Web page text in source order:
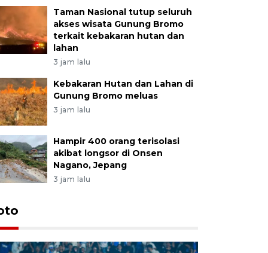
Taman Nasional tutup seluruh
akses wisata Gunung Bromo
terkait kebakaran hutan dan
lahan
3 jam lalu
Kebakaran Hutan dan Lahan di
Gunung Bromo meluas
3 jam lalu
Hampir 400 orang terisolasi
akibat longsor di Onsen
Nagano, Jepang
3 jam lalu